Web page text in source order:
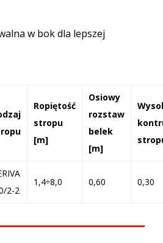
w bok dla lepszej
Ropiętość
stropu
[m]
Osiowy
rozstaw
belek
[m]
2-2
1,4÷8,0 0,60 0,30